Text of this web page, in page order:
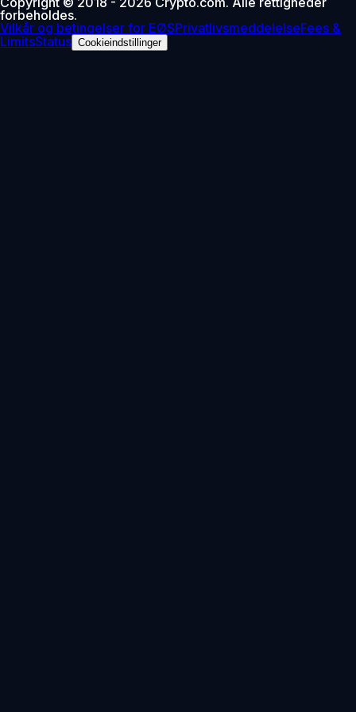
forbeholdes.
Vilkår og betingelser for EØSPrivatlivsmeddelelseFees &
LimitsStatus Cookieindstillinger